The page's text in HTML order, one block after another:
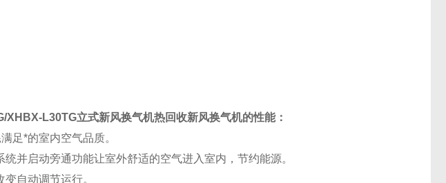
XHBX-L30TG立式新风换气机热回收新风换气机的性能：
足*的室内空气品质。
并启动旁通功能让室外舒适的空气进入室内，节约能源。
自动调节运行。